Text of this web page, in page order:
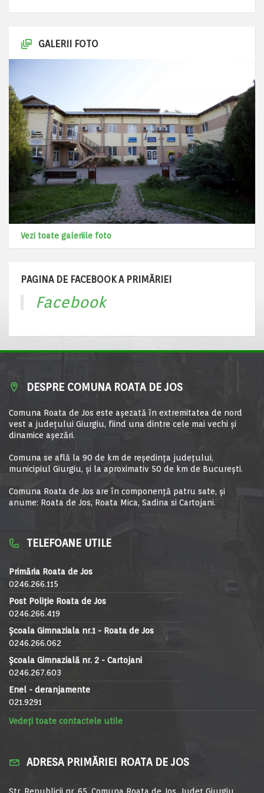
GALERII FOTO
Vezi toate galeriile foto
PAGINA DE FACEBOOK A PRIMĂRIEI
Facebook
DESPRE COMUNA ROATA DE JOS
Comuna Roata de Jos este aşezată în extremitatea de nord
vest a judeţului Giurgiu, fiind una dintre cele mai vechi şi
dinamice aşezări.
Comuna se află la 90 de km de reşedinţa judeţului,
municipiul Giurgiu, şi la aproximativ 50 de km de Bucureşti.
Comuna Roata de Jos are în componență patru sate, și
anume: Roata de Jos, Roata Mica, Sadina si Cartojani.
TELEFOANE UTILE
Primăria Roata de Jos
0246.266.115
Post Poliție Roata de Jos
0246.266.419
Școala Gimnaziala nr.1 - Roata de Jos
0246.266.062
Școala Gimnazială nr. 2 - Cartojani
0246.267.603
Enel - deranjamente
021.9291
Vedeți toate contactele utile
ADRESA PRIMĂRIEI ROATA DE JOS